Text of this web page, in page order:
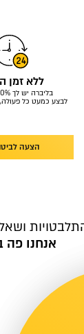
ללא זמן
בליברה יש לך 100% עצמאות
לבצע כמעט כל פעולה,
הצעה
אנחנו פה